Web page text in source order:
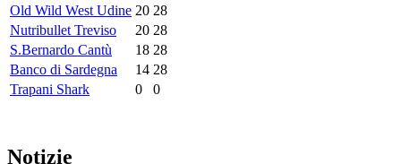
Old Wild West Udine 20 28
Nutribullet Treviso
20 28
S.Bernardo Cantù
18 28
Banco di Sardegna
14 28
Trapani Shark
0 0
Notizie